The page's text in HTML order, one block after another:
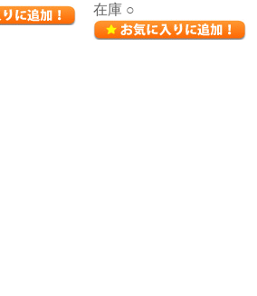
在庫 ○